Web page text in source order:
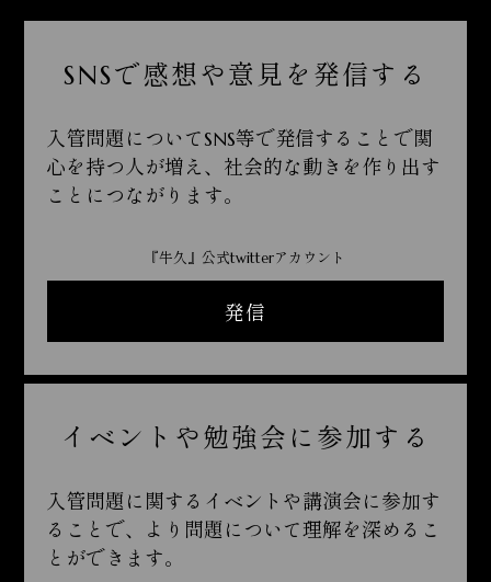
SNSで感想や意見を発信する
入管問題についてSNS等で発信することで関
心を持つ人が増え、社会的な動きを作り出す
ことにつながります。
『牛久』公式twitterアカウント
発信
イベントや勉強会に参加する
入管問題に関するイベントや講演会に参加す
ることで、より問題について理解を深めるこ
とができます。